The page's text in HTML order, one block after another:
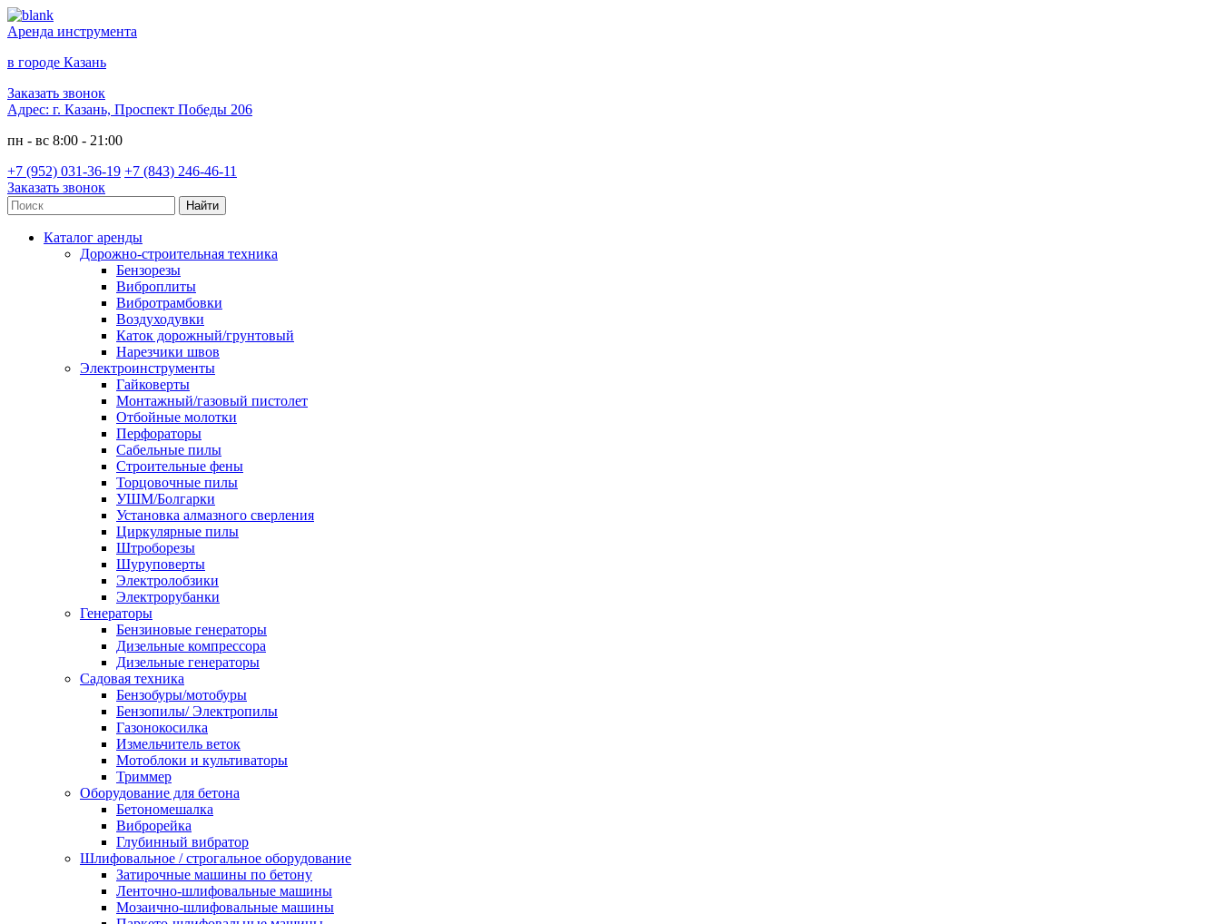
Аренда инструмента
в городе Казань
Заказать звонок
Адрес: г. Казань, Проспект Победы 206
пн - вс 8:00 - 21:00
+7 (952) 031-36-19 +7 (843) 246-46-11
Заказать звонок
Каталог аренды
Дорожно-строительная техника
Бензорезы
Виброплиты
Вибротрамбовки
Воздуходувки
Каток дорожный/грунтовый
Нарезчики швов
Электроинструменты
Гайковерты
Монтажный/газовый пистолет
Отбойные молотки
Перфораторы
Сабельные пилы
Строительные фены
Торцовочные пилы
УШМ/Болгарки
Установка алмазного сверления
Циркулярные пилы
Штроборезы
Шуруповерты
Электролобзики
Электрорубанки
Генераторы
Бензиновые генераторы
Дизельные компрессора
Дизельные генераторы
Садовая техника
Бензобуры/мотобуры
Бензопилы/ Электропилы
Газонокосилка
Измельчитель веток
Мотоблоки и культиваторы
Триммер
Оборудование для бетона
Бетономешалка
Виброрейка
Глубинный вибратор
Шлифовальное / строгальное оборудование
Затирочные машины по бетону
Ленточно-шлифовальные машины
Мозаично-шлифовальные машины